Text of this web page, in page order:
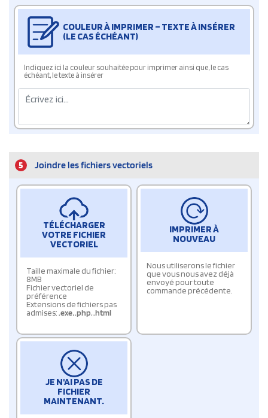
COULEUR À IMPRIMER – TEXTE À INSÉRER
(LE CAS ÉCHÉANT)
Indiquez ici la couleur souhaitée pour imprimer ainsi que, le cas
échéant, le texte à insérer
5 Joindre les fichiers vectoriels
TÉLÉCHARGER
VOTRE FICHIER
VECTORIEL
Taille maximale du fichier:
8MB
Fichier vectoriel de
préférence
Extensions de fichiers pas
admises:.exe,.php,.html
IMPRIMER À
NOUVEAU
Nous utiliserons le fichier
que vous nous avez déjà
envoyé pour toute
commande précédente.
JE N'AI PAS DE
FICHIER
MAINTENANT.